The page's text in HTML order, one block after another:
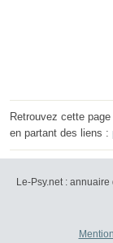
Retrouvez cette
en partant des liens :
Le-Psy.net :